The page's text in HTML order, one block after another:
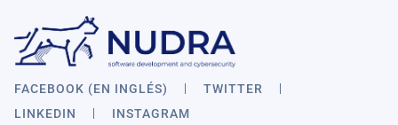
FACEBOOK (EN INGLÉS)
TWITTER
LINKEDIN
INSTAGRAM